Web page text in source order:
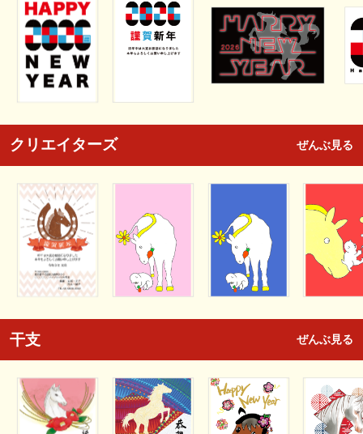
クリエイターズ ぜんぶ見る
干支 ぜんぶ見る